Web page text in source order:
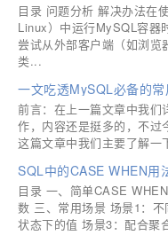
目录 问题分析 解决办法在
Linux）中运行MySQL容器
尝试从外部客户端（如浏
类...
一文吃透MySQL必备的
前言：在上一篇文章中我
作，内容还是挺多的，不过
这篇文章中我们主要了解
SQL中的CASE WHEN用
目录 一、简单CASE
数 三、常用场景 场景1：
状态下的值 场景3：配合聚